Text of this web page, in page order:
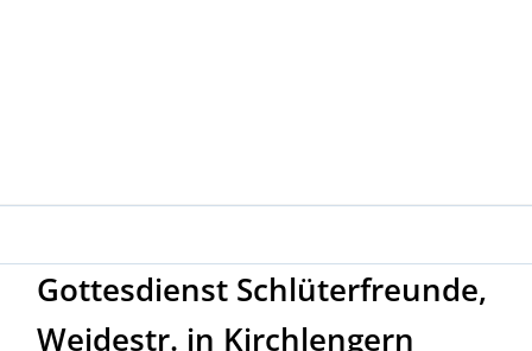
Gottesdienst Schlüterfreunde,
Weidestr. in Kirchlengern